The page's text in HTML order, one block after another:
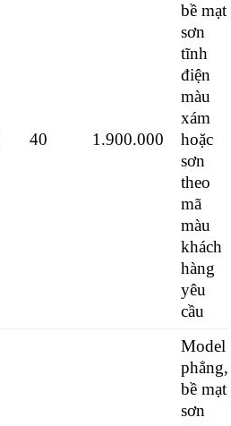
40 1.900.000
bề mạt
sơn
tĩnh
điện
màu
xám
hoặc
sơn
theo
mã
màu
khách
hàng
yêu
cầu
Model
phẳng,
bề mạt
sơn